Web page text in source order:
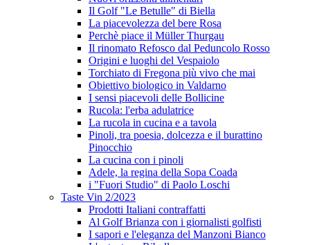
Il Golf "Le Betulle" di Biella
La piacevolezza del bere Rosa
Perchè piace il Müller Thurgau
Il rinomato Refosco dal Peduncolo Rosso
Origini e luoghi del Vespaiolo
Torchiato di Fregona più vivo che mai
Obiettivo biologico in Valdarno
I sensi piacevoli delle Bollicine
Rucola: l'erba adulatrice
La rucola in cucina e a tavola
Pinoli, tra poesia, dolcezza e il burattino
Pinocchio
La cucina con i pinoli
Adele, la regina della Sopa Coada
i "Fuori Studio" di Paolo Loschi
Taste Vin 2/2023
Prodotti Italiani contraffatti
Al Golf Brianza con i giornalisti golfisti
I sapori e l'eleganza del Manzoni Bianco